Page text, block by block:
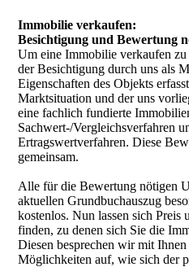
Immobilie verkaufen:
Besichtigung und Bewertung
Um eine Immobilie verkaufen
der Besichtigung durch uns als
Eigenschaften des Objekts
Marktsituation und der uns
eine fachlich fundierte
Sachwert-/Vergleichsverfahren
Ertragswertverfahren. Diese
gemeinsam.
Alle für die Bewertung nötigen
aktuellen Grundbuchauszug
kostenlos. Nun lassen sich Preis
finden, zu denen sich Sie die
Diesen besprechen wir mit
Möglichkeiten auf, wie sich der